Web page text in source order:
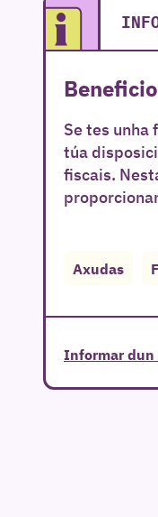
Se tes unha
túa
fiscais.
Axudas
Informar dun